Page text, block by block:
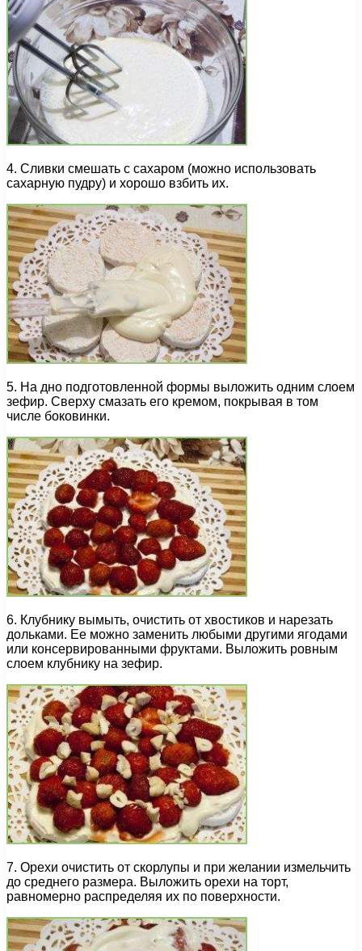
4. Сливки смешать с сахаром (можно использовать
сахарную пудру) и хорошо взбить их.
5. На дно подготовленной формы выложить одним слоем
зефир. Сверху смазать его кремом, покрывая в том
числе боковинки.
6. Клубнику вымыть, очистить от хвостиков и нарезать
дольками. Ее можно заменить любыми другими ягодами
или консервированными фруктами. Выложить ровным
слоем клубнику на зефир.
7. Орехи очистить от скорлупы и при желании измельчить
до среднего размера. Выложить орехи на торт,
равномерно распределяя их по поверхности.